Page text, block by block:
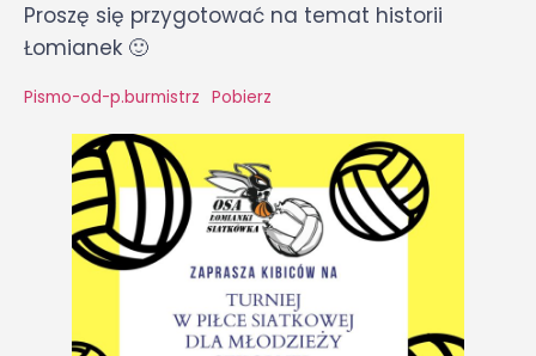
Proszę się przygotować na temat historii
Łomianek 🙂
Pismo-od-p.burmistrz Pobierz